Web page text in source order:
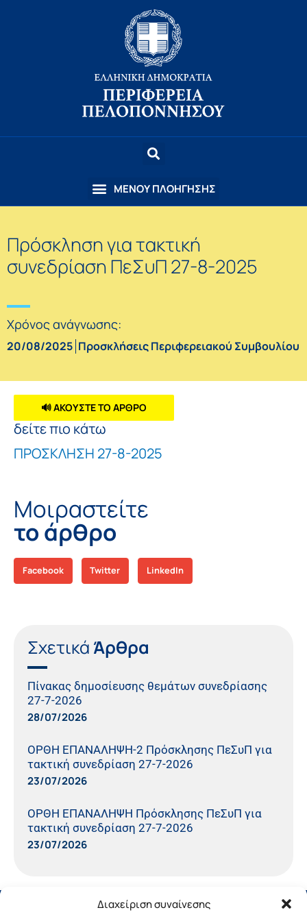
Διαχείριση συναίνεσης
Πρόσκληση για τακτική
συνεδρίαση ΠεΣυΠ 27-8-2025
Χρόνος ανάγνωσης:
20/08/2025 Προσκλήσεις Περιφερειακού Συμβουλίου
🔊 ΑΚΟΥΣΤΕ ΤΟ ΑΡΘΡΟ
δείτε πιο κάτω
ΠΡΟΣΚΛΗΣΗ 27-8-2025
Μοιραστείτε
το άρθρο
Facebook Twitter LinkedIn
Σχετικά Άρθρα
Πίνακας δημοσίευσης θεμάτων συνεδρίασης
27-7-2026
28/07/2026
ΟΡΘΗ ΕΠΑΝΑΛΗΨΗ-2 Πρόσκλησης ΠεΣυΠ για
τακτική συνεδρίαση 27-7-2026
23/07/2026
ΟΡΘΗ ΕΠΑΝΑΛΗΨΗ Πρόσκλησης ΠεΣυΠ για
τακτική συνεδρίαση 27-7-2026
23/07/2026